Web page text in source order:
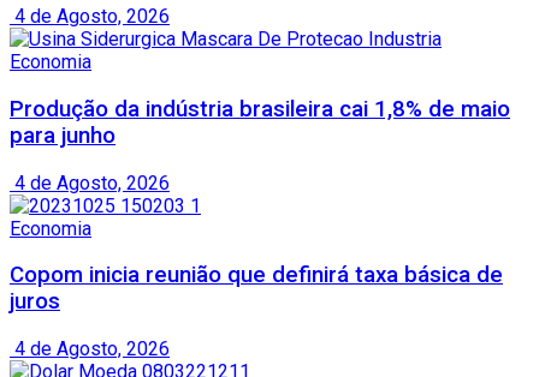
4 de Agosto, 2026
Economia
Produção da indústria brasileira cai 1,8% de maio
para junho
4 de Agosto, 2026
Economia
Copom inicia reunião que definirá taxa básica de
juros
4 de Agosto, 2026